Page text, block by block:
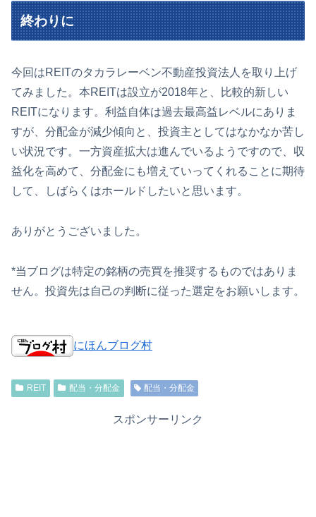
終わりに
今回はREITのタカラレーベン不動産投資法人を取り上げ
てみました。本REITは設立が2018年と、比較的新しい
REITになります。利益自体は過去最高益レベルにありま
すが、分配金が減少傾向と、投資主としてはなかなか苦し
い状況です。一方資産拡大は進んでいるようですので、収
益化を高めて、分配金にも増えていってくれることに期待
して、しばらくはホールドしたいと思います。
ありがとうございました。
*当ブログは特定の銘柄の売買を推奨するものではありま
せん。投資先は自己の判断に従った選定をお願いします。
にほんブログ村
REIT 配当・分配金 配当・分配金
スポンサーリンク